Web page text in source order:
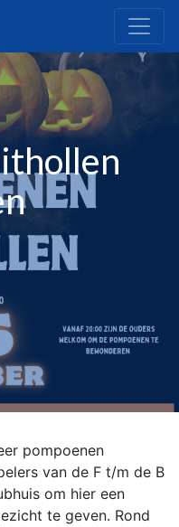
pompoenen
van de F t/m de B
om hier een
te geven. Rond